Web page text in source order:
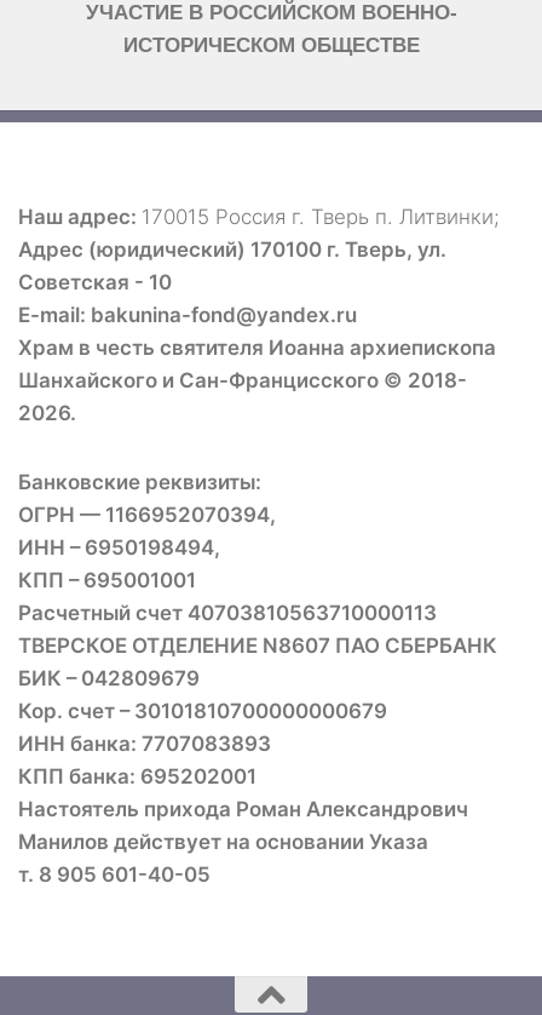
УЧАСТИЕ В РОССИЙСКОМ ВОЕННО-
ИСТОРИЧЕСКОМ ОБЩЕСТВЕ
Наш адрес: 170015 Россия г. Тверь п. Литвинки;
Адрес (юридический) 170100 г. Тверь, ул.
Советская - 10
E-mail: bakunina-fond@yandex.ru
Храм в честь святителя Иоанна архиепископа
Шанхайского и Сан-Францисского © 2018-
2026.
Банковские реквизиты:
ОГРН — 1166952070394,
ИНН – 6950198494,
КПП – 695001001
Расчетный счет 40703810563710000113
ТВЕРСКОЕ ОТДЕЛЕНИЕ N8607 ПАО СБЕРБАНК
БИК – 042809679
Кор. счет – 30101810700000000679
ИНН банка: 7707083893
КПП банка: 695202001
Настоятель прихода Роман Александрович
Манилов действует на основании Указа
т. 8 905 601-40-05